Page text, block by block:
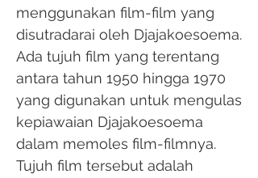
menggunakan film-film yang
disutradarai oleh Djajakoesoema.
Ada tujuh film yang terentang
antara tahun 1950 hingga 1970
yang digunakan untuk mengulas
kepiawaian Djajakoesoema
dalam memoles film-filmnya.
Tujuh film tersebut adalah